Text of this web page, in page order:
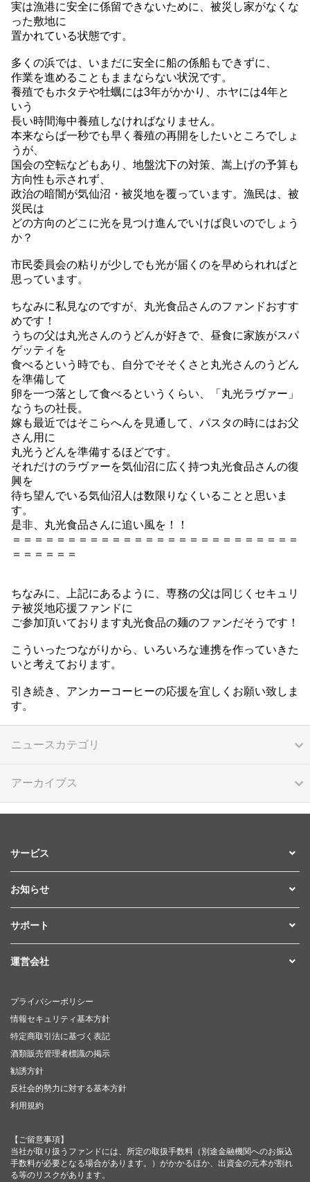
実は漁港に安全に係留できないために、被災し家がなくな
った敷地に
置かれている状態です。
多くの浜では、いまだに安全に船の係船もできずに、
作業を進めることもままならない状況です。
養殖でもホタテや牡蠣には3年がかかり、ホヤには4年と
いう
長い時間海中養殖しなければなりません。
本来ならば一秒でも早く養殖の再開をしたいところでしょ
うが、
国会の空転などもあり、地盤沈下の対策、嵩上げの予算も
方向性も示されず、
政治の暗闇が気仙沼・被災地を覆っています。漁民は、被
災民は
どの方向のどこに光を見つけ進んでいけば良いのでしょう
か？
市民委員会の粘りが少しでも光が届くのを早められればと
思っています。
ちなみに私見なのですが、丸光食品さんのファンドおすす
めです！
うちの父は丸光さんのうどんが好きで、昼食に家族がスパ
ゲッティを
食べるという時でも、自分でそそくさと丸光さんのうどん
を準備して
卵を一つ落として食べるというくらい、「丸光ラヴァー」
なうちの社長。
嫁も最近ではそこらへんを見通して、パスタの時にはお父
さん用に
丸光うどんを準備するほどです。
それだけのラヴァーを気仙沼に広く持つ丸光食品さんの復
興を
待ち望んでいる気仙沼人は数限りなくいることと思いま
す。
是非、丸光食品さんに追い風を！！
＝＝＝＝＝＝＝＝＝＝＝＝＝＝＝＝＝＝＝＝＝＝＝＝＝＝
＝＝＝＝＝＝
ちなみに、上記にあるように、専務の父は同じくセキュリ
テ被災地応援ファンドに
ご参加頂いております丸光食品の麺のファンだそうです！
こういったつながりから、いろいろな連携を作っていきた
いと考えております。
引き続き、アンカーコーヒーの応援を宜しくお願い致しま
す。
ニュースカテゴリ
アーカイブス
サービス
お知らせ
サポート
運営会社
プライバシーポリシー
情報セキュリティ基本方針
特定商取引法に基づく表記
酒類販売管理者標識の掲示
勧誘方針
反社会的勢力に対する基本方針
利用規約
【ご留意事項】
当社が取り扱うファンドには、所定の取扱手数料（別途金融機関へのお振込
手数料が必要となる場合があります。）がかかるほか、出資金の元本が割れ
る等のリスクがあります。